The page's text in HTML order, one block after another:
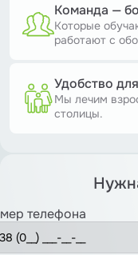
Команда —
Которые
работают с
Удобство
Мы лечим
столицы.
телефона